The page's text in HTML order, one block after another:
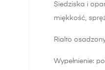
Siedziska i
miękkość,
Rialto
Wypełnienie: